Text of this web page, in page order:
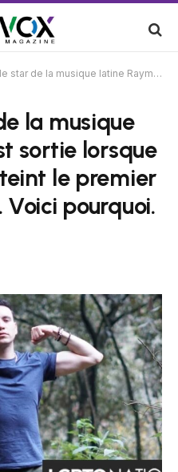
Raymix est sortie lorsque sa chanson a atteint le premier rang des charts. Voici pourquoi. / Nation LGBTQ
la musique
sortie lorsque
le premier
pourquoi.